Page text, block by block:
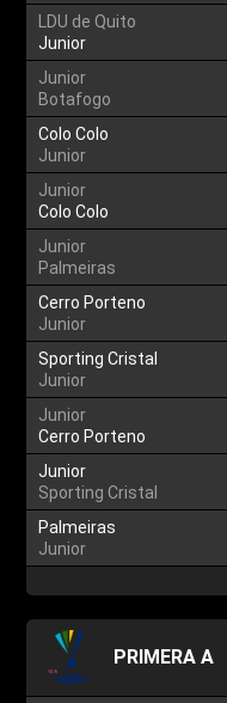
LDU de Quito
Junior
Junior
Botafogo
Colo Colo
Junior
Junior
Colo Colo
Junior
Palmeiras
Cerro Porteno
Junior
Sporting Cristal
Junior
Junior
Cerro Porteno
Junior
Sporting Cristal
Palmeiras
Junior
PRIMERA A